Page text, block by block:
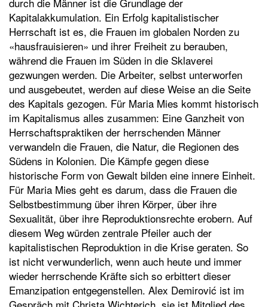
Kapitalakkumulation. Ein Erfolg kapitalistischer
Herrschaft ist es, die Frauen im globalen Norden zu
«hausfrauisieren» und ihrer Freiheit zu berauben,
während die Frauen im Süden in die Sklaverei
gezwungen werden. Die Arbeiter, selbst unterworfen
und ausgebeutet, werden auf diese Weise an die Seite
des Kapitals gezogen. Für Maria Mies kommt historisch
im Kapitalismus alles zusammen: Eine Ganzheit von
Herrschaftspraktiken der herrschenden Männer
verwandeln die Frauen, die Natur, die Regionen des
Südens in Kolonien. Die Kämpfe gegen diese
historische Form von Gewalt bilden eine innere Einheit.
Für Maria Mies geht es darum, dass die Frauen die
Selbstbestimmung über ihren Körper, über ihre
Sexualität, über ihre Reproduktionsrechte erobern. Auf
diesem Weg würden zentrale Pfeiler auch der
kapitalistischen Reproduktion in die Krise geraten. So
ist nicht verwunderlich, wenn auch heute und immer
wieder herrschende Kräfte sich so erbittert dieser
Emanzipation entgegenstellen. Alex Demirović ist im